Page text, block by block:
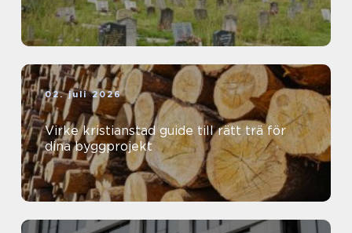
02. juli 2026
Virke kristianstad guide till rätt trä för
dina byggprojekt